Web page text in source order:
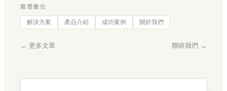
龍雲數位
解決方案 產品介紹 成功案例 關於我們
← 更多文章 聯絡我們 →